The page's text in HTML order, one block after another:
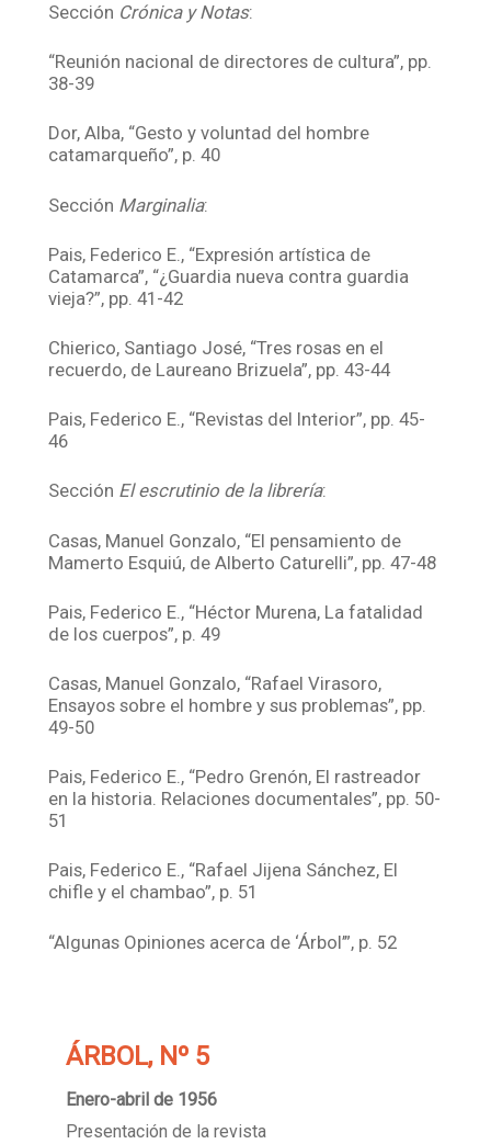
Sección Crónica y Notas:
“Reunión nacional de directores de cultura”, pp.
38-39
Dor, Alba, “Gesto y voluntad del hombre
catamarqueño”, p. 40
Sección Marginalia:
Pais, Federico E., “Expresión artística de
Catamarca”, “¿Guardia nueva contra guardia
vieja?”, pp. 41-42
Chierico, Santiago José, “Tres rosas en el
recuerdo, de Laureano Brizuela”, pp. 43-44
Pais, Federico E., “Revistas del Interior”, pp. 45-
46
Sección El escrutinio de la librería:
Casas, Manuel Gonzalo, “El pensamiento de
Mamerto Esquiú, de Alberto Caturelli”, pp. 47-48
Pais, Federico E., “Héctor Murena, La fatalidad
de los cuerpos”, p. 49
Casas, Manuel Gonzalo, “Rafael Virasoro,
Ensayos sobre el hombre y sus problemas”, pp.
49-50
Pais, Federico E., “Pedro Grenón, El rastreador
en la historia. Relaciones documentales”, pp. 50-
51
Pais, Federico E., “Rafael Jijena Sánchez, El
chifle y el chambao”, p. 51
“Algunas Opiniones acerca de ‘Árbol’”, p. 52
ÁRBOL, Nº 5
Enero-abril de 1956
Presentación de la revista